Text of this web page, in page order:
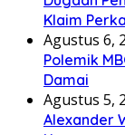
Klaim
Agustus 6,
Polemik
Damai
Agustus 5,
Alexander